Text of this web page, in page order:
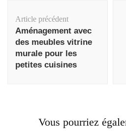
d'article
Article précédent
Aménagement avec
des meubles vitrine
murale pour les
petites cuisines
Vous pourriez